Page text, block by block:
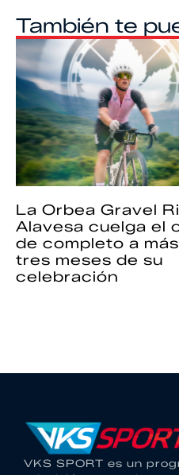
También te
La Orbea Gravel
Alavesa cuelga el
de completo a
tres meses de su
celebración
VKS SPORT es un